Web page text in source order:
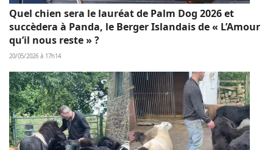
Quel chien sera le lauréat de Palm Dog 2026 et
succèdera à Panda, le Berger Islandais de « L’Amour
qu’il nous reste » ?
20/05/2026 à 17h14